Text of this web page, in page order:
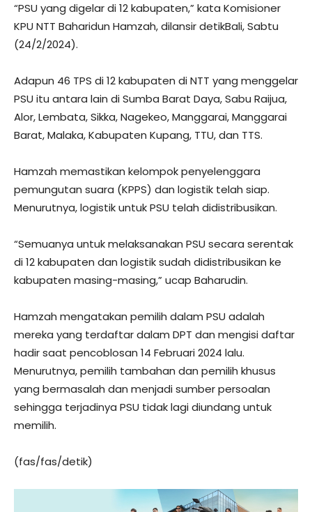
“PSU yang digelar di 12 kabupaten,” kata Komisioner
KPU NTT Baharidun Hamzah, dilansir detikBali, Sabtu
(24/2/2024).
Adapun 46 TPS di 12 kabupaten di NTT yang menggelar
PSU itu antara lain di Sumba Barat Daya, Sabu Raijua,
Alor, Lembata, Sikka, Nagekeo, Manggarai, Manggarai
Barat, Malaka, Kabupaten Kupang, TTU, dan TTS.
Hamzah memastikan kelompok penyelenggara
pemungutan suara (KPPS) dan logistik telah siap.
Menurutnya, logistik untuk PSU telah didistribusikan.
“Semuanya untuk melaksanakan PSU secara serentak
di 12 kabupaten dan logistik sudah didistribusikan ke
kabupaten masing-masing,” ucap Baharudin.
Hamzah mengatakan pemilih dalam PSU adalah
mereka yang terdaftar dalam DPT dan mengisi daftar
hadir saat pencoblosan 14 Februari 2024 lalu.
Menurutnya, pemilih tambahan dan pemilih khusus
yang bermasalah dan menjadi sumber persoalan
sehingga terjadinya PSU tidak lagi diundang untuk
memilih.
(fas/fas/detik)